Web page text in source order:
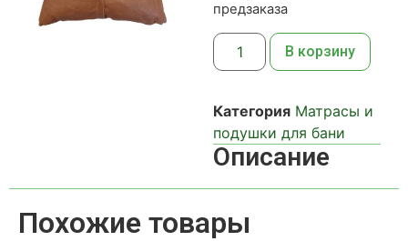
предзаказа
В корзину
Категория Матрасы и
подушки для бани
Описание
Похожие товары